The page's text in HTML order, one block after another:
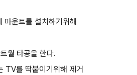
마운트를 설치하기위해
월 타공을 한다.
TV를 딱붙이기위해 제거